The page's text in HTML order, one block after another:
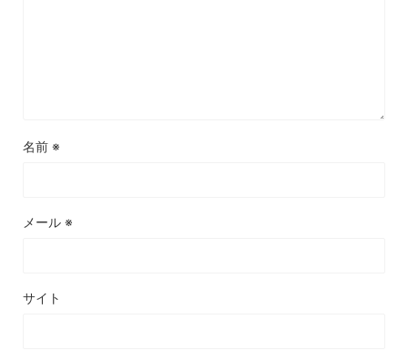
名前 ※
メール ※
サイト